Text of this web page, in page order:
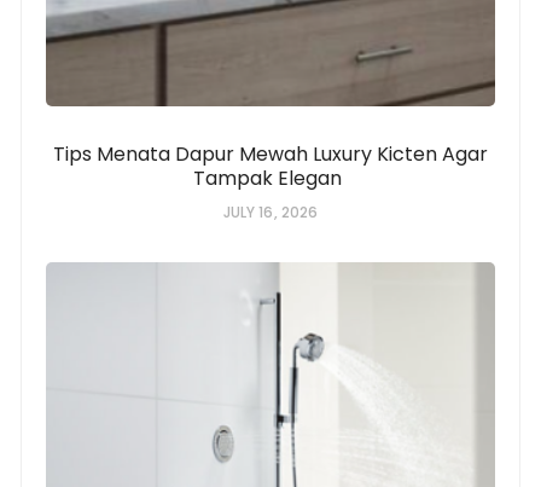
Tips Menata Dapur Mewah Luxury Kicten Agar
Tampak Elegan
JULY 16, 2026